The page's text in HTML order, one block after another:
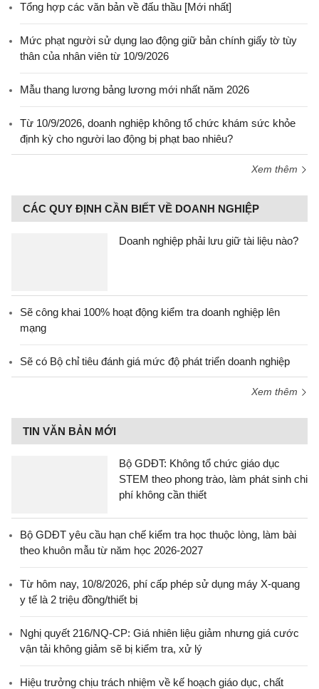
Tổng hợp các văn bản về đấu thầu [Mới nhất]
Mức phạt người sử dụng lao động giữ bản chính giấy tờ tùy
thân của nhân viên từ 10/9/2026
Mẫu thang lương bảng lương mới nhất năm 2026
Từ 10/9/2026, doanh nghiệp không tổ chức khám sức khỏe
định kỳ cho người lao động bị phạt bao nhiêu?
Xem thêm
CÁC QUY ĐỊNH CẦN BIẾT VỀ DOANH NGHIỆP
Doanh nghiệp phải lưu giữ tài liệu nào?
Sẽ công khai 100% hoạt động kiểm tra doanh nghiệp lên
mạng
Sẽ có Bộ chỉ tiêu đánh giá mức độ phát triển doanh nghiệp
Xem thêm
TIN VĂN BẢN MỚI
Bộ GDĐT: Không tổ chức giáo dục
STEM theo phong trào, làm phát sinh chi
phí không cần thiết
Bộ GDĐT yêu cầu hạn chế kiểm tra học thuộc lòng, làm bài
theo khuôn mẫu từ năm học 2026-2027
Từ hôm nay, 10/8/2026, phí cấp phép sử dụng máy X-quang
y tế là 2 triệu đồng/thiết bị
Nghị quyết 216/NQ-CP: Giá nhiên liệu giảm nhưng giá cước
vận tải không giảm sẽ bị kiểm tra, xử lý
Hiệu trưởng chịu trách nhiệm về kế hoạch giáo dục, chất